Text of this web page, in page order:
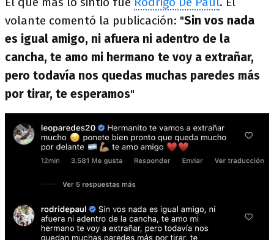
volante comentó la publicación: "Sin vos nada
es igual amigo, ni afuera ni adentro de la
cancha, te amo mi hermano te voy a extrañar,
pero todavía nos quedas muchas paredes más
por tirar, te esperamos"